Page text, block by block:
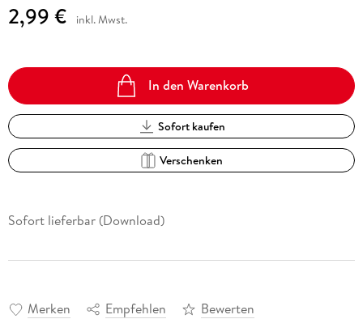
2,99 € inkl. Mwst.
In den Warenkorb
Sofort kaufen
Verschenken
Sofort lieferbar (Download)
Merken Empfehlen Bewerten